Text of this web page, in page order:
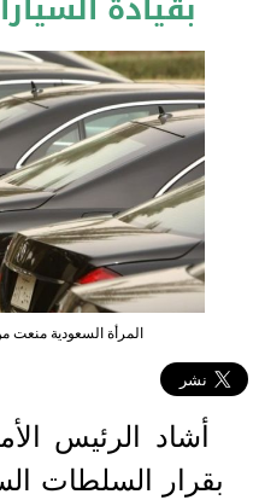
المرأة السعودية منعت
أشاد الرئيس
بقرار السلطات